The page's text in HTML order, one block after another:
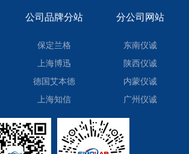
公司品牌分站
保定兰格
上海博迅
德国艾本德
上海知信
分公司网站
东南仪诚
陕西仪诚
内蒙仪诚
广州仪诚